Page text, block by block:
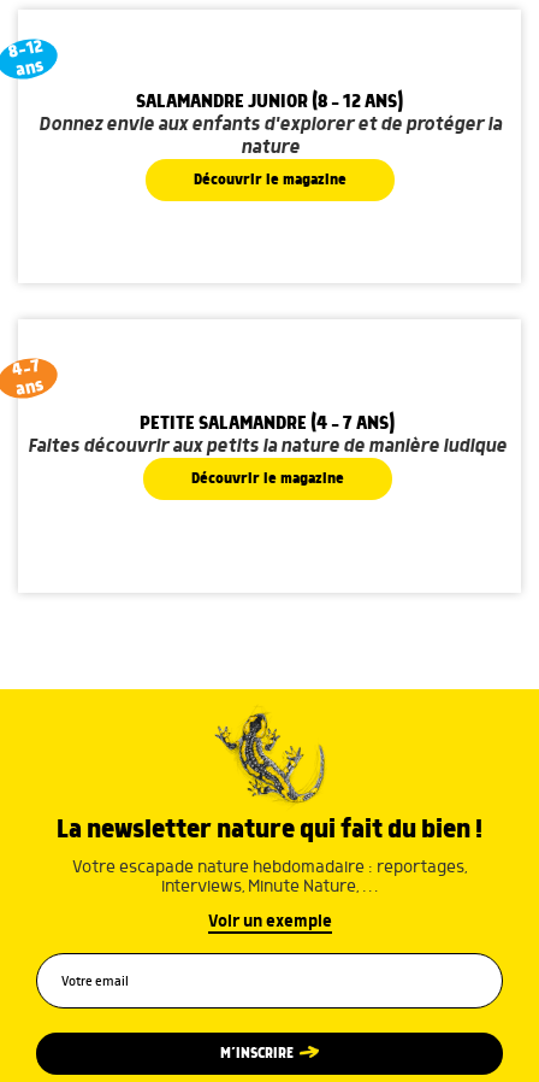
8-12
ans
SALAMANDRE JUNIOR (8 - 12 ANS)
Donnez envie aux enfants d'explorer et de protéger la
nature
Découvrir le magazine
4-7
ans
PETITE SALAMANDRE (4 - 7 ANS)
Faites découvrir aux petits la nature de manière ludique
Découvrir le magazine
La newsletter nature qui fait du bien !
Votre escapade nature hebdomadaire : reportages,
interviews, Minute Nature, …
Voir un exemple
M’INSCRIRE